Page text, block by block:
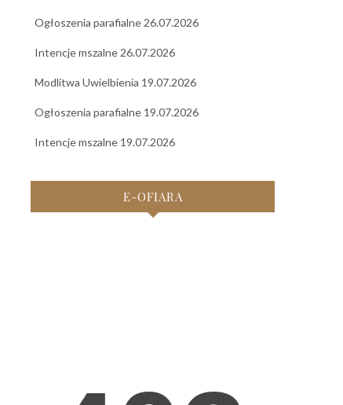
Ogłoszenia parafialne 26.07.2026
Intencje mszalne 26.07.2026
Modlitwa Uwielbienia 19.07.2026
Ogłoszenia parafialne 19.07.2026
Intencje mszalne 19.07.2026
E-OFIARA